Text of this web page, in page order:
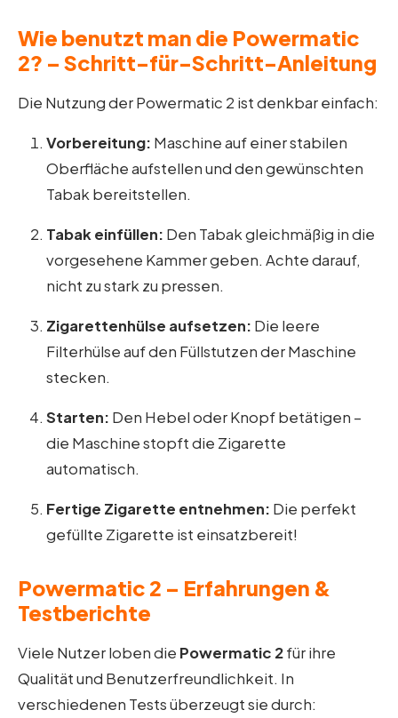
Wie benutzt man die Powermatic
2? – Schritt-für-Schritt-Anleitung
Die Nutzung der Powermatic 2 ist denkbar einfach:
Vorbereitung: Maschine auf einer stabilen
Oberfläche aufstellen und den gewünschten
Tabak bereitstellen.
Tabak einfüllen: Den Tabak gleichmäßig in die
vorgesehene Kammer geben. Achte darauf,
nicht zu stark zu pressen.
Zigarettenhülse aufsetzen: Die leere
Filterhülse auf den Füllstutzen der Maschine
stecken.
Starten: Den Hebel oder Knopf betätigen –
die Maschine stopft die Zigarette
automatisch.
Fertige Zigarette entnehmen: Die perfekt
gefüllte Zigarette ist einsatzbereit!
Powermatic 2 – Erfahrungen &
Testberichte
Viele Nutzer loben die Powermatic 2für ihre
Qualität und Benutzerfreundlichkeit. In
verschiedenen Tests überzeugt sie durch: